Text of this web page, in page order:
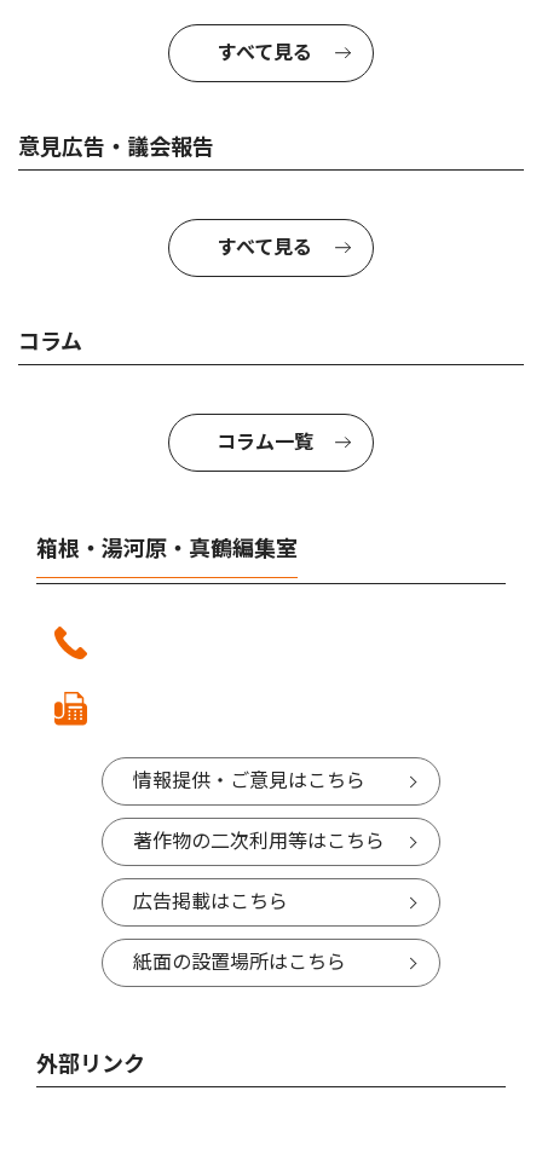
すべて見る
意見広告・議会報告
すべて見る
コラム
コラム一覧
箱根・湯河原・真鶴編集室
情報提供・ご意見はこちら
著作物の二次利用等はこちら
広告掲載はこちら
紙面の設置場所はこちら
外部リンク